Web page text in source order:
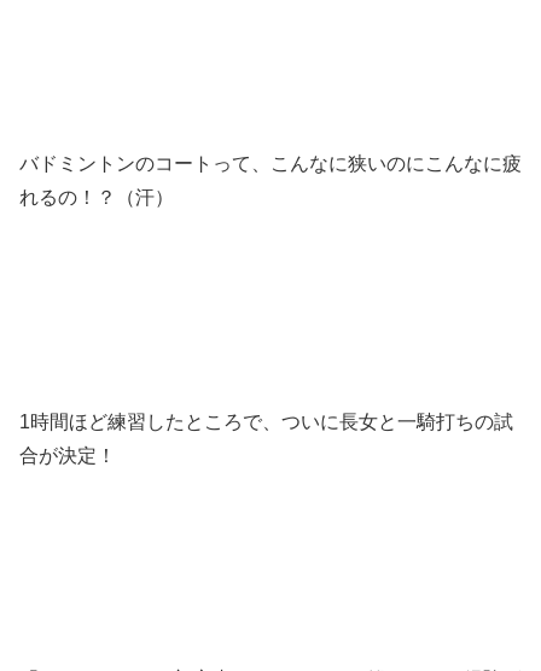
バドミントンのコートって、こんなに狭いのにこんなに疲
れるの！？（汗）
1時間ほど練習したところで、ついに長女と一騎打ちの試
合が決定！